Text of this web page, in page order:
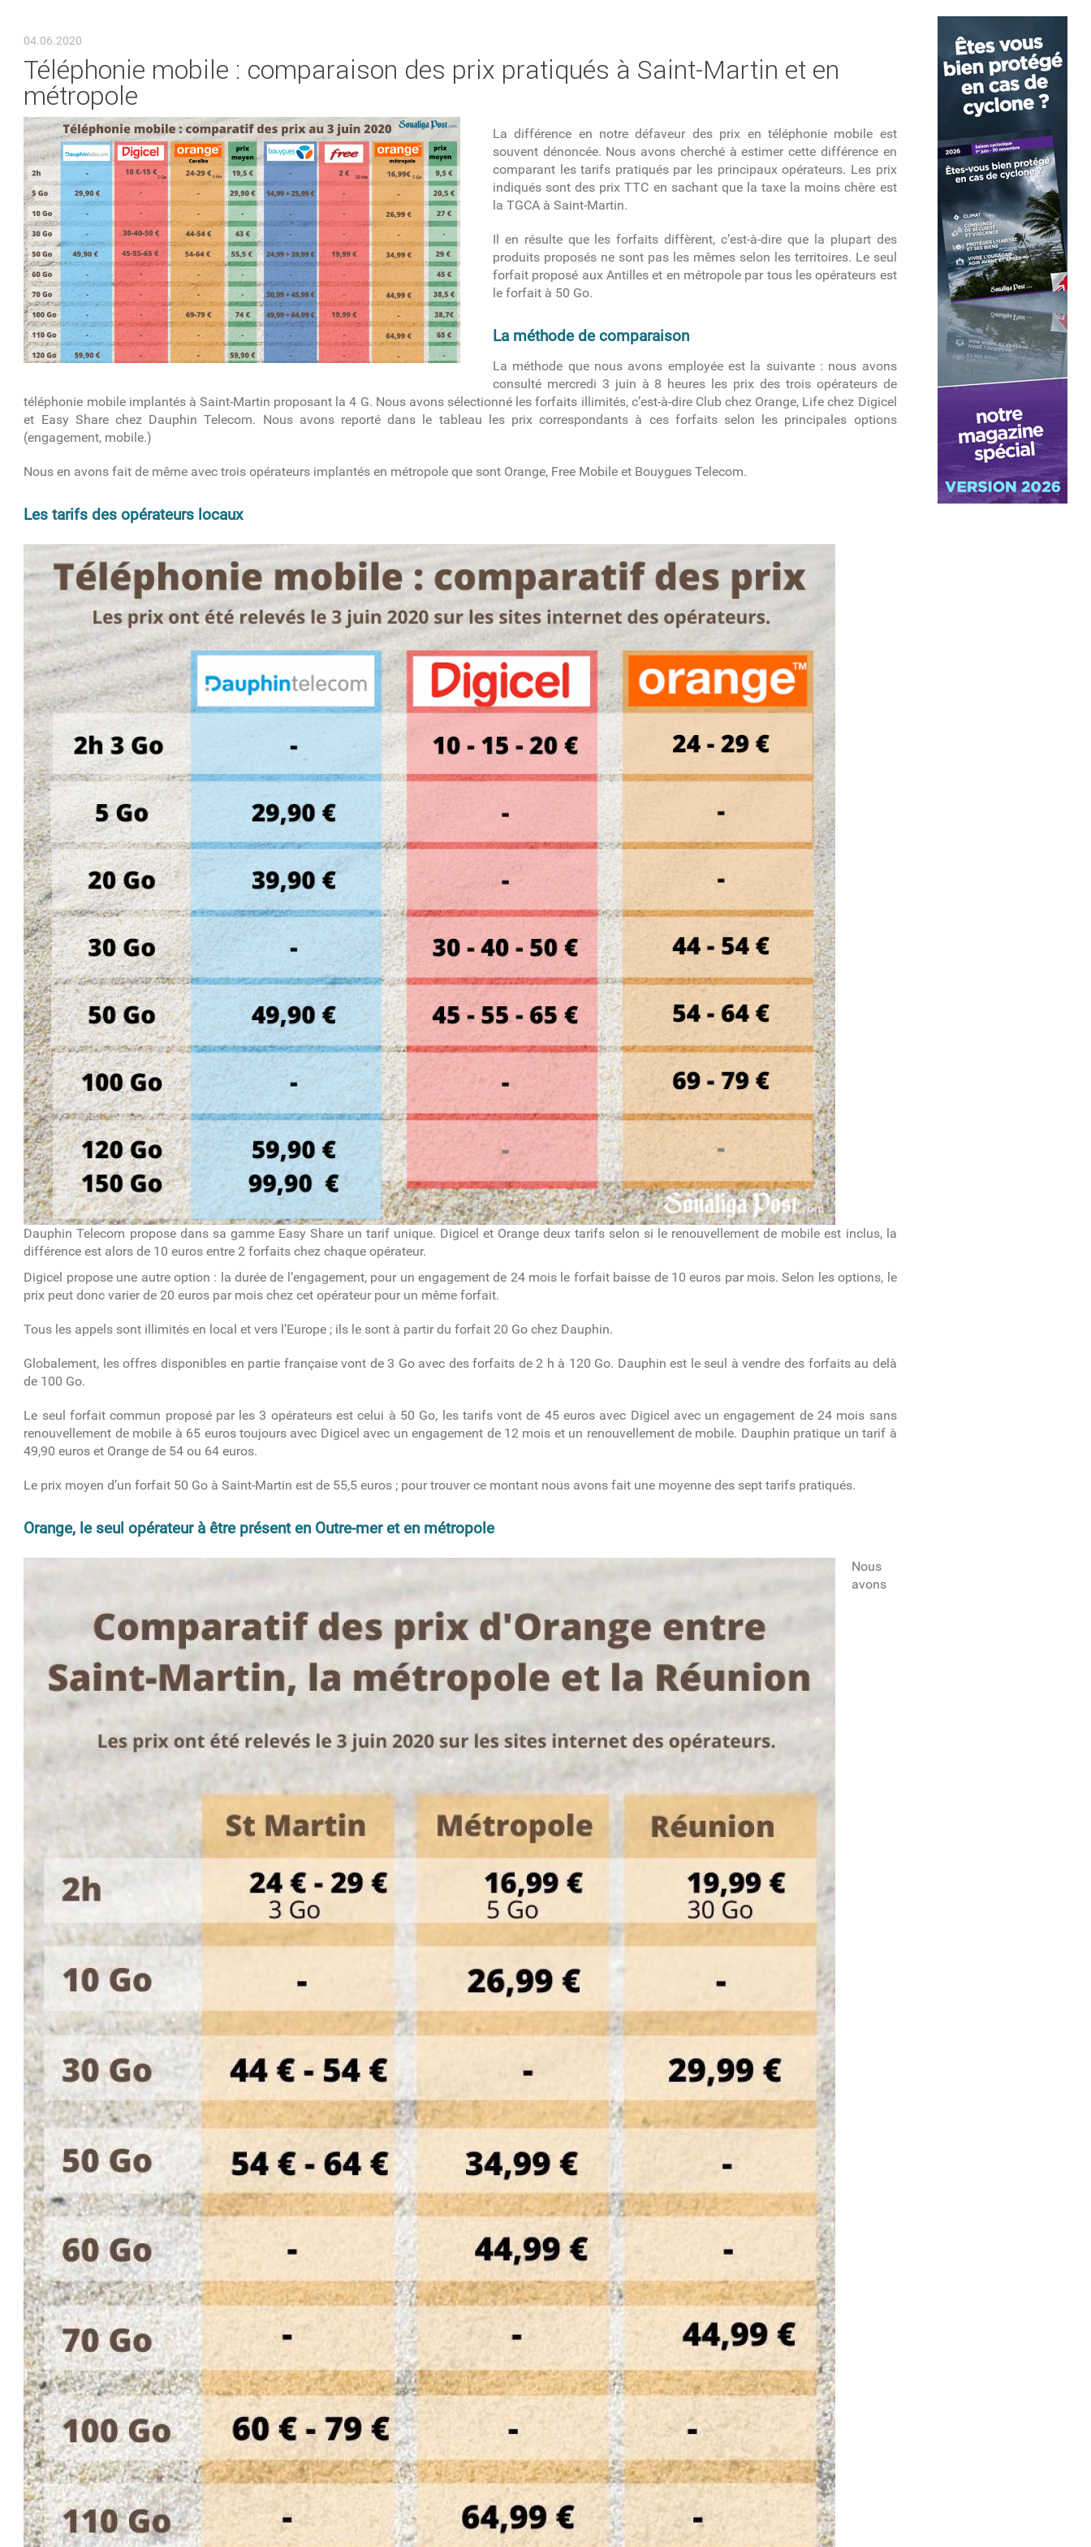
04.06.2020
Téléphonie mobile : comparaison des prix pratiqués à Saint-Martin et en
métropole
La différence en notre défaveur des prix en téléphonie mobile est
souvent dénoncée. Nous avons cherché à estimer cette différence en
comparant les tarifs pratiqués par les principaux opérateurs. Les prix
indiqués sont des prix TTC en sachant que la taxe la moins chère est
la TGCA à Saint-Martin.
Il en résulte que les forfaits diffèrent, c’est-à-dire que la plupart des
produits proposés ne sont pas les mêmes selon les territoires. Le seul
forfait proposé aux Antilles et en métropole par tous les opérateurs est
le forfait à 50 Go.
La méthode de comparaison
La méthode que nous avons employée est la suivante : nous avons
consulté mercredi 3 juin à 8 heures les prix des trois opérateurs de
téléphonie mobile implantés à Saint-Martin proposant la 4 G. Nous avons sélectionné les forfaits illimités, c’est-à-dire Club chez Orange, Life chez Digicel
et Easy Share chez Dauphin Telecom. Nous avons reporté dans le tableau les prix correspondants à ces forfaits selon les principales options
(engagement, mobile.)
Nous en avons fait de même avec trois opérateurs implantés en métropole que sont Orange, Free Mobile et Bouygues Telecom.
Les tarifs des opérateurs locaux
prix_des_3_operateurs.png
Dauphin Telecom propose dans sa gamme Easy Share un tarif unique. Digicel et Orange deux tarifs selon si le renouvellement de mobile est inclus, la
différence est alors de 10 euros entre 2 forfaits chez chaque opérateur.
Digicel propose une autre option : la durée de l’engagement, pour un engagement de 24 mois le forfait baisse de 10 euros par mois. Selon les options, le
prix peut donc varier de 20 euros par mois chez cet opérateur pour un même forfait.
Tous les appels sont illimités en local et vers l’Europe ; ils le sont à partir du forfait 20 Go chez Dauphin.
Globalement, les offres disponibles en partie française vont de 3 Go avec des forfaits de 2 h à 120 Go. Dauphin est le seul à vendre des forfaits au delà
de 100 Go.
Le seul forfait commun proposé par les 3 opérateurs est celui à 50 Go, les tarifs vont de 45 euros avec Digicel avec un engagement de 24 mois sans
renouvellement de mobile à 65 euros toujours avec Digicel avec un engagement de 12 mois et un renouvellement de mobile. Dauphin pratique un tarif à
49,90 euros et Orange de 54 ou 64 euros.
Le prix moyen d’un forfait 50 Go à Saint-Martin est de 55,5 euros ; pour trouver ce montant nous avons fait une moyenne des sept tarifs pratiqués.
Orange, le seul opérateur à être présent en Outre-mer et en métropole
infographie_comparatif_prix_mobile_1.jpg
Nous
avons